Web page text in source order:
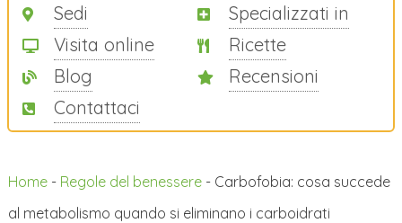
Sedi
Specializzati in
Visita online
Ricette
Blog
Recensioni
Contattaci
Home- Regole del benessere- Carbofobia: cosa succede
al metabolismo quando si eliminano i carboidrati